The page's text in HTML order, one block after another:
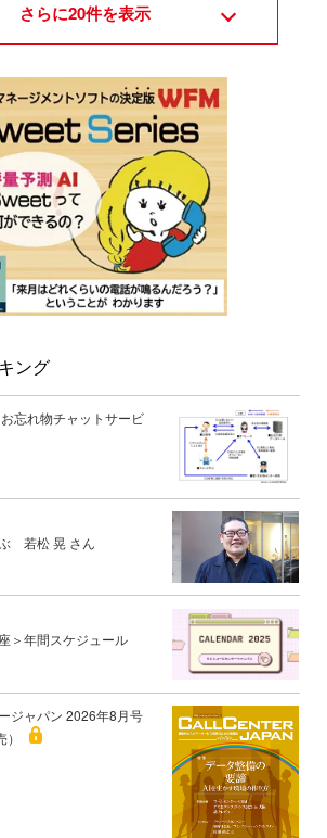
さらに20件を表示
ング
忘れ物チャットサービ
若松 晃 さん
＞年間スケジュール
ジャパン 2026年8月号
）